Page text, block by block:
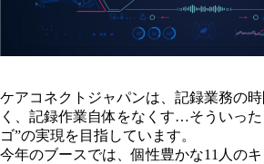
ケアコネクトジャパンは、記録業務の
く、記録作業自体をなくす…そういった
ゴ”の実現を目指しています。
今年のブースでは、個性豊かな11人の